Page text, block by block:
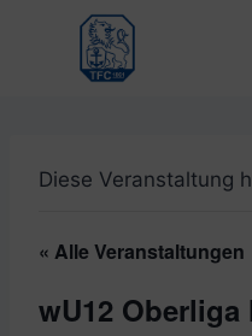
springen
Diese Veranstaltung
« Alle Veranstaltungen
wU12